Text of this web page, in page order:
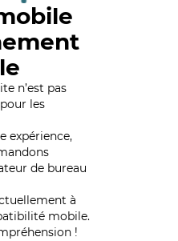
n’est pas
les
expérience,
de bureau
à
mobile.
!